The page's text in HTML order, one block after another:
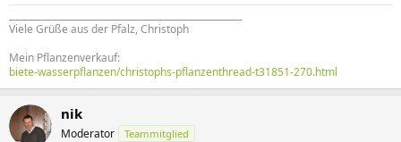
Viele Grüße aus der Pfalz, Christoph
Mein Pflanzenverkauf:
biete-wasserpflanzen/christophs-pflanzenthread-t31851-270.html
nik
Moderator Teammitglied